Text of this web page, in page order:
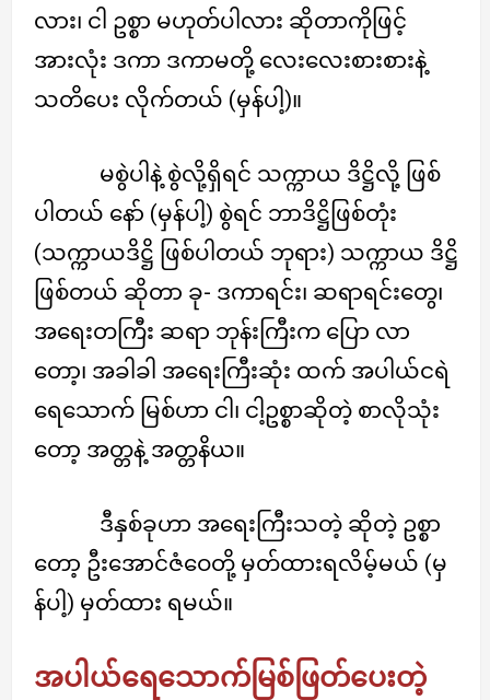
လား၊ ငါ ဥစ္စာ မဟုတ်ပါလား ဆိုတာကိုဖြင့်
အားလုံး ဒကာ ဒကာမတို့ လေးလေးစားစားနဲ့
သတိပေး လိုက်တယ် (မှန်ပါ့)။
မစွဲပါနဲ့ စွဲလို့ရှိရင် သက္ကာယ ဒိဋ္ဌိလို့ ဖြစ်
ပါတယ် နော် (မှန်ပါ့) စွဲရင် ဘာဒိဋ္ဌိဖြစ်တုံး
(သက္ကာယဒိဋ္ဌိ ဖြစ်ပါတယ် ဘုရား) သက္ကာယ ဒိဋ္ဌိ
ဖြစ်တယ် ဆိုတာ ခု- ဒကာရင်း၊ ဆရာရင်းတွေ၊
အရေးတကြီး ဆရာ ဘုန်းကြီးက ပြော လာ
တော့၊ အခါခါ အရေးကြီးဆုံး ထက် အပါယ်ငရဲ
ရေသောက် မြစ်ဟာ ငါ၊ ငါ့ဥစ္စာဆိုတဲ့ စာလိုသုံး
တော့ အတ္တနဲ့ အတ္တနိယ။
ဒီနှစ်ခုဟာ အရေးကြီးသတဲ့ ဆိုတဲ့ ဥစ္စာ
တော့ ဦးအောင်ဇံဝေတို့ မှတ်ထားရလိမ့်မယ် (မှ
န်ပါ့) မှတ်ထား ရမယ်။
အပါယ်ရေသောက်မြစ်ဖြတ်ပေးတဲ့